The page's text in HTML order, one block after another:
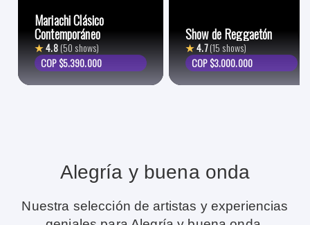
Mariachi Clásico
Contemporáneo
★4.8(50 shows)
COP $5.390.000
Show de Reggaetón
★4.7(15 shows)
COP $3.000.000
Alegría y buena onda
Nuestra selección de artistas y experiencias